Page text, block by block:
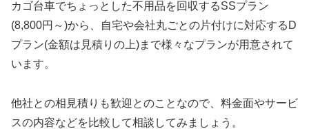
カゴ台車でちょっとした不用品を回収するSSプラン
(8,800円～)から、自宅や会社丸ごとの片付けに対応するD
プラン(金額は見積りの上)まで様々なプランが用意されて
います。
他社との相見積りも歓迎とのことなので、料金面やサービ
スの内容などを比較して相談してみましょう。